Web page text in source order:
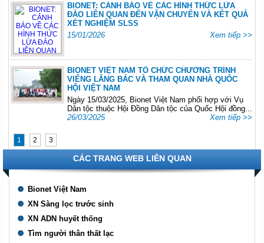
BIONET: CẢNH BÁO VỀ CÁC HÌNH THỨC LỪA
ĐẢO LIÊN QUAN ĐẾN VẬN CHUYỂN VÀ KẾT QUẢ
XÉT NGHIỆM SLSS
15/01/2026
Xem tiếp >>
BIONET VIỆT NAM TỔ CHỨC CHƯƠNG TRÌNH
VIẾNG LĂNG BÁC VÀ THAM QUAN NHÀ QUỐC
HỘI VIỆT NAM
Ngày 15/03/2025, Bionet Việt Nam phối hợp với Vụ
Dân tộc thuộc Hội Đồng Dân tộc của Quốc Hội đồng...
26/03/2025
Xem tiếp >>
1 2 3
CÁC TRANG WEB LIÊN QUAN
Bionet Việt Nam
XN Sàng lọc trước sinh
XN ADN huyết thống
Tìm người thân thất lạc